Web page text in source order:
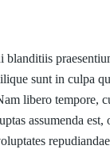
sunt in culpa
libero tempore,
assumenda